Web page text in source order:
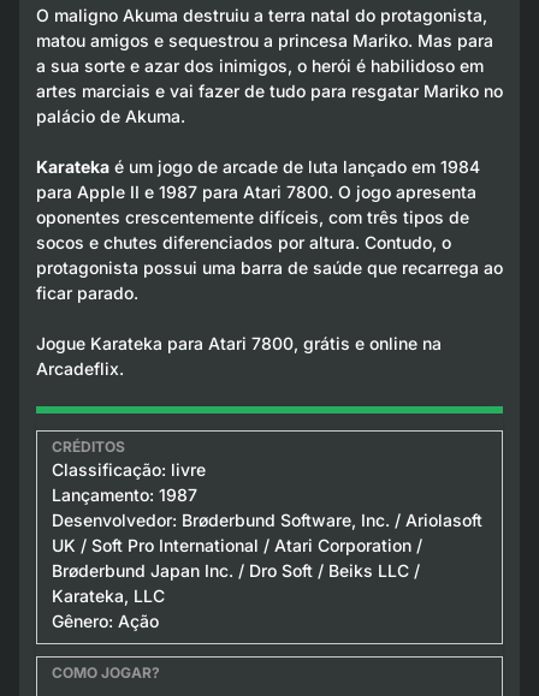
O maligno Akuma destruiu a terra natal do protagonista,
matou amigos e sequestrou a princesa Mariko. Mas para
a sua sorte e azar dos inimigos, o herói é habilidoso em
artes marciais e vai fazer de tudo para resgatar Mariko no
palácio de Akuma.
Karatekaé um jogo de arcade de luta lançado em 1984
para Apple II e 1987 para Atari 7800. O jogo apresenta
oponentes crescentemente difíceis, com três tipos de
socos e chutes diferenciados por altura. Contudo, o
protagonista possui uma barra de saúde que recarrega ao
ficar parado.
Jogue Karateka para Atari 7800, grátis e online na
Arcadeflix.
Classificação: livre
Lançamento: 1987
Desenvolvedor: Brøderbund Software, Inc. / Ariolasoft
UK / Soft Pro International / Atari Corporation /
Brøderbund Japan Inc. / Dro Soft / Beiks LLC /
Karateka, LLC
Gênero: Ação